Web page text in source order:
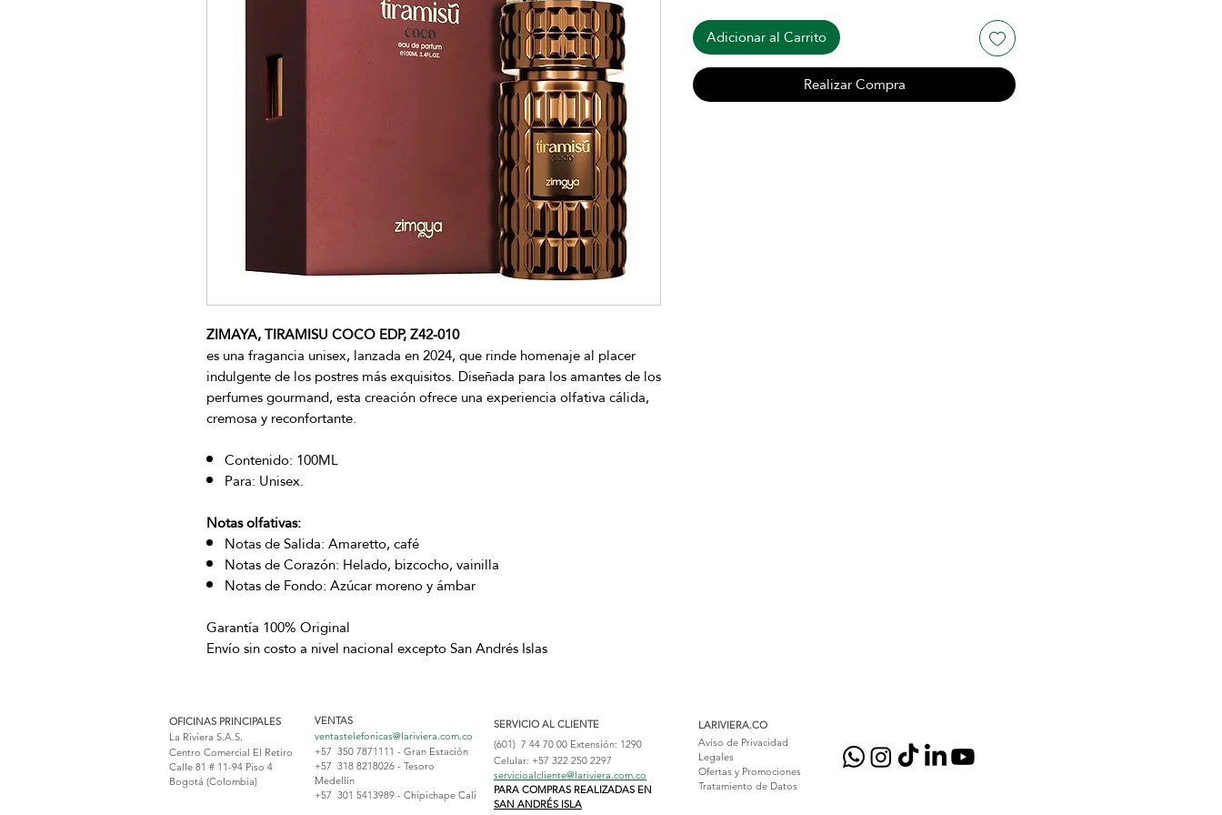
ZIMAYA, TIRAMISU COCO EDP, Z42-010
es una fragancia unisex, lanzada en 2024, que rinde homenaje al placer
indulgente de los postres más exquisitos. Diseñada para los amantes de los
perfumes gourmand, esta creación ofrece una experiencia olfativa cálida,
cremosa y reconfortante.
Contenido: 100ML
Para: Unisex.
Notas olfativas:
Notas de Salida: Amaretto, café
Notas de Corazón: Helado, bizcocho, vainilla
Notas de Fondo: Azúcar moreno y ámbar
Garantía 100% Original
Envío sin costo a nivel nacional excepto San Andrés Islas
Adicionar al Carrito
Realizar Compra
OFICINAS PRINCIPALES
La Riviera S.A.S.
Centro Comercial El Retiro
Calle 81 # 11-94 Piso 4
Bogotá (Colombia)
VENTAS
ventastelefonicas@lariviera.com.co
+57 350 7871111 - Gran Estación
+57 318 8218026 - Tesoro
Medellín
+57 301 5413989 - Chipichape Cali
SERVICIO AL CLIENTE
(601) 7 44 70 00 Extensión: 1290
Celular: +57 322 250 2297
servicioalcliente@lariviera.com.co
PARA COMPRAS REALIZADAS EN
SAN ANDRÉS ISLA
LARIVIERA.CO
Aviso de Privacidad
Legales
Ofertas y Promociones
Tratamiento de Datos